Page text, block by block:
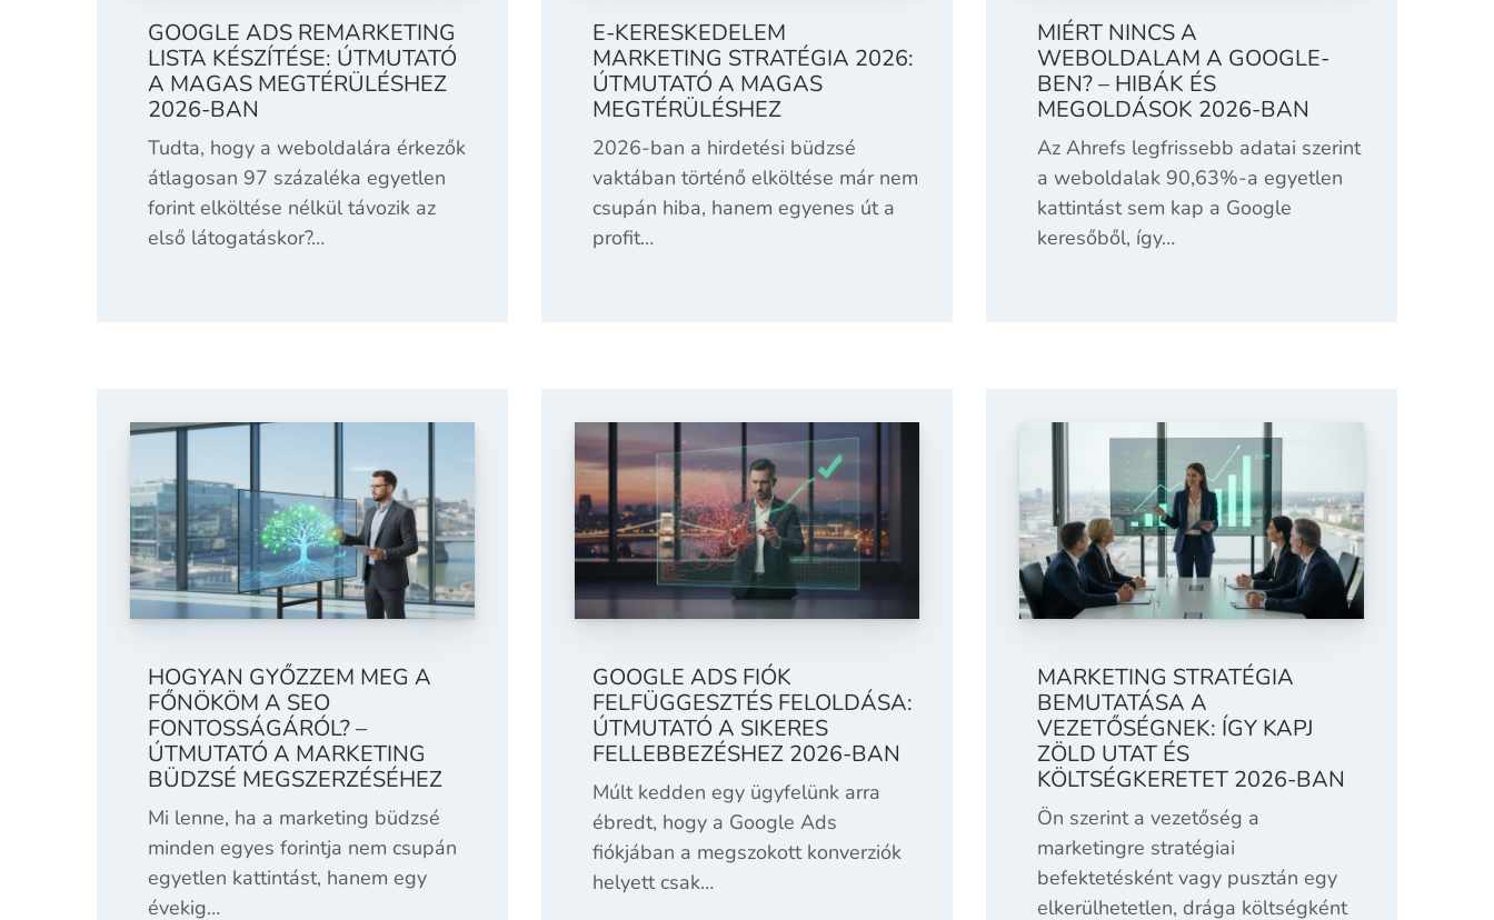
GOOGLE ADS REMARKETING
LISTA KÉSZÍTÉSE: ÚTMUTATÓ
A MAGAS MEGTÉRÜLÉSHEZ
2026-BAN
Tudta, hogy a weboldalára érkezők
átlagosan 97 százaléka egyetlen
forint elköltése nélkül távozik az
első látogatáskor?…
E-KERESKEDELEM
MARKETING STRATÉGIA 2026:
ÚTMUTATÓ A MAGAS
MEGTÉRÜLÉSHEZ
2026-ban a hirdetési büdzsé
vaktában történő elköltése már nem
csupán hiba, hanem egyenes út a
profit…
MIÉRT NINCS A
WEBOLDALAM A GOOGLE-
BEN? – HIBÁK ÉS
MEGOLDÁSOK 2026-BAN
Az Ahrefs legfrissebb adatai szerint
a weboldalak 90,63%-a egyetlen
kattintást sem kap a Google
keresőből, így…
HOGYAN GYŐZZEM MEG A
FŐNÖKÖM A SEO
FONTOSSÁGÁRÓL? –
ÚTMUTATÓ A MARKETING
BÜDZSÉ MEGSZERZÉSÉHEZ
Mi lenne, ha a marketing büdzsé
minden egyes forintja nem csupán
egyetlen kattintást, hanem egy
évekig…
GOOGLE ADS FIÓK
FELFÜGGESZTÉS FELOLDÁSA:
ÚTMUTATÓ A SIKERES
FELLEBBEZÉSHEZ 2026-BAN
Múlt kedden egy ügyfelünk arra
ébredt, hogy a Google Ads
fiókjában a megszokott konverziók
helyett csak…
MARKETING STRATÉGIA
BEMUTATÁSA A
VEZETŐSÉGNEK: ÍGY KAPJ
ZÖLD UTAT ÉS
KÖLTSÉGKERETET 2026-BAN
Ön szerint a vezetőség a
marketingre stratégiai
befektetésként vagy pusztán egy
elkerülhetetlen, drága költségként